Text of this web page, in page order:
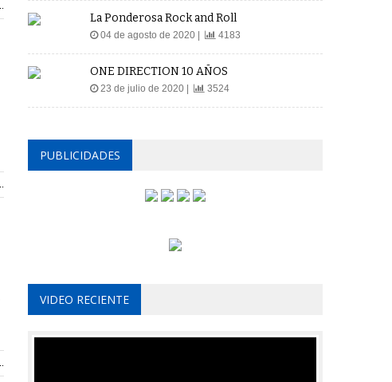
La Ponderosa Rock and Roll
04 de agosto de 2020 | 4183
ONE DIRECTION 10 AÑOS
23 de julio de 2020 | 3524
PUBLICIDADES
VIDEO RECIENTE